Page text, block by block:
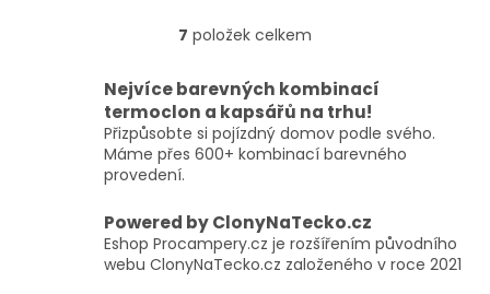
O
l
á
d
a
r
v
k
7 položek celkem
Nejvíce barevných kombinací
termoclon a kapsářů na trhu!
Přizpůsobte si pojízdný domov podle svého.
Máme přes 600+ kombinací barevného
provedení.
Powered by ClonyNaTecko.cz
Eshop Procampery.cz je rozšířením původního
webu ClonyNaTecko.cz založeného v roce 2021